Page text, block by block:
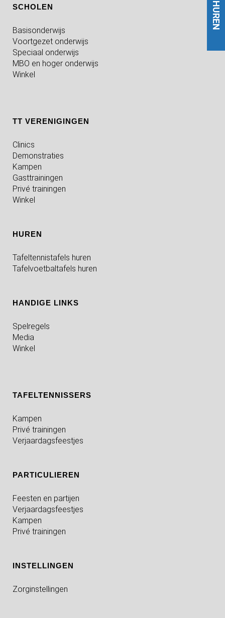
HUREN
SCHOLEN
Basisonderwijs
Voortgezet onderwijs
Speciaal onderwijs
MBO en hoger onderwijs
Winkel
TT VERENIGINGEN
Clinics
Demonstraties
Kampen
Gasttrainingen
Privé trainingen
Winkel
HUREN
Tafeltennistafels huren
Tafelvoetbaltafels huren
HANDIGE LINKS
Spelregels
Media
Winkel
TAFELTENNISSERS
Kampen
Privé trainingen
Verjaardagsfeestjes
PARTICULIEREN
Feesten en partijen
Verjaardagsfeestjes
Kampen
Privé trainingen
INSTELLINGEN
Zorginstellingen